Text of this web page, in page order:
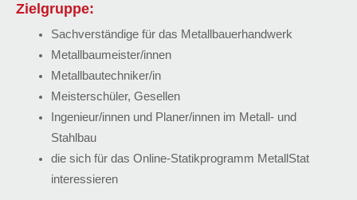
Zielgruppe:
Sachverständige für das Metallbauerhandwerk
Metallbaumeister/innen
Metallbautechniker/in
Meisterschüler, Gesellen
Ingenieur/innen und Planer/innen im Metall- und
Stahlbau
die sich für das Online-Statikprogramm MetallStat
interessieren